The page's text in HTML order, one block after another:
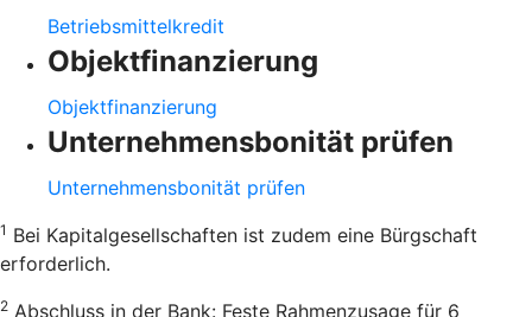
Betriebsmittelkredit
Objektfinanzierung
Objektfinanzierung
Unternehmensbonität prüfen
Unternehmensbonität prüfen
1 Bei Kapitalgesellschaften ist zudem eine Bürgschaft
erforderlich.
2 Abschluss in der Bank: Feste Rahmenzusage für 6